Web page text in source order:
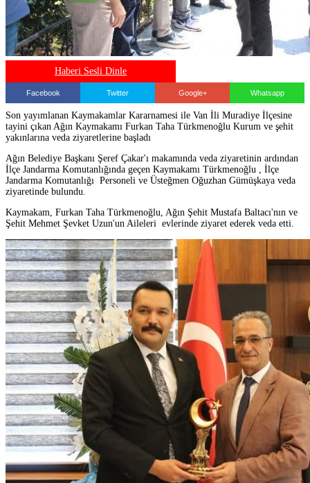
Haberi Sesli Dinle
Facebook Twitter Google+ Whatsapp
Son yayımlanan Kaymakamlar Kararnamesi ile Van İli Muradiye İlçesine
tayini çıkan Ağın Kaymakamı Furkan Taha Türkmenoğlu Kurum ve şehit
yakınlarına veda ziyaretlerine başladı
Ağın Belediye Başkanı Şeref Çakar'ı makamında veda ziyaretinin ardından
İlçe Jandarma Komutanlığında geçen Kaymakamı Türkmenoğlu , İlçe
Jandarma Komutanlığı Personeli ve Üsteğmen Oğuzhan Gümüşkaya veda
ziyaretinde bulundu.
Kaymakam, Furkan Taha Türkmenoğlu, Ağın Şehit Mustafa Baltacı'nın ve
Şehit Mehmet Şevket Uzun'un Aileleri evlerinde ziyaret ederek veda etti.